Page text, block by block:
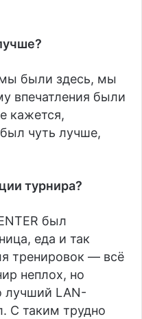
были здесь, мы
впечатления были
кажется,
чуть лучше,
турнира?
был
еда и так
тренировок — всё
неплох, но
лучший LAN-
С таким трудно